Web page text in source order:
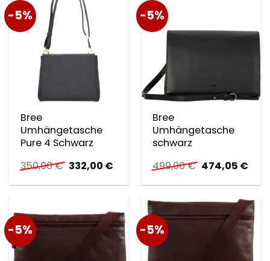
-5%
Bree
Umhängetasche
Pure 4 Schwarz
350,00€ Ursprünglicher
Preis
war:
332,00 € Aktueller
ist:
-5%
Bree
Umhängetasche
schwarz
499,00€
Preis
war:
474,05 €
ist:
-5% -5%